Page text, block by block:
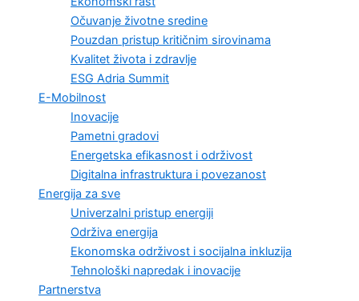
Očuvanje životne sredine
Pouzdan pristup kritičnim sirovinama
Kvalitet života i zdravlje
ESG Adria Summit
E-Mobilnost
Inovacije
Pametni gradovi
Energetska efikasnost i održivost
Digitalna infrastruktura i povezanost
Energija za sve
Univerzalni pristup energiji
Održiva energija
Ekonomska održivost i socijalna inkluzija
Tehnološki napredak i inovacije
Partnerstva